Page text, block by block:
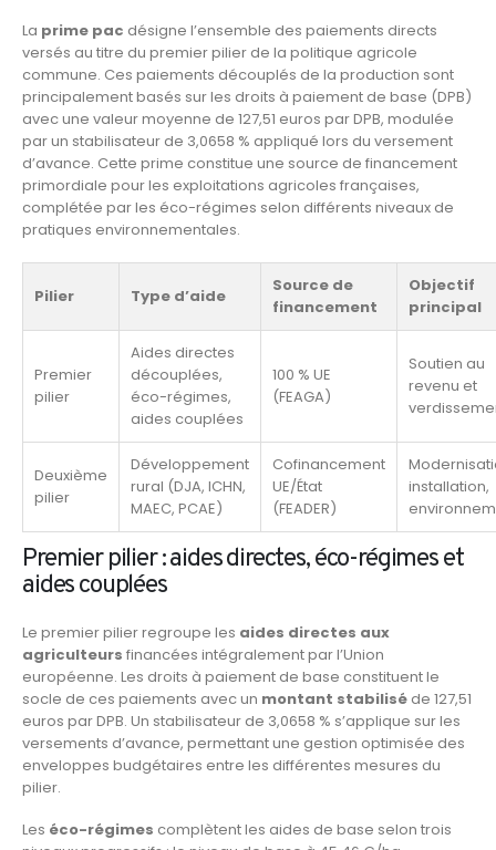
La prime pac désigne l’ensemble des paiements directs
versés au titre du premier pilier de la politique agricole
commune. Ces paiements découplés de la production sont
principalement basés sur les droits à paiement de base (DPB)
avec une valeur moyenne de 127,51 euros par DPB, modulée
par un stabilisateur de 3,0658 % appliqué lors du versement
d’avance. Cette prime constitue une source de financement
primordiale pour les exploitations agricoles françaises,
complétée par les éco-régimes selon différents niveaux de
pratiques environnementales.
Pilier Type d’aide
Source de
financement
Objectif
principal
Premier
pilier
Aides directes
découplées,
éco-régimes,
aides couplées
100 % UE
(FEAGA)
Soutien au
revenu et
Deuxième
pilier
Développement
rural (DJA, ICHN,
MAEC, PCAE)
Cofinancement
UE/État
(FEADER)
installation,
Premier pilier : aides directes, éco-régimes et
aides couplées
Le premier pilier regroupe les aides directes aux
agriculteurs financées intégralement par l’Union
européenne. Les droits à paiement de base constituent le
socle de ces paiements avec un montant stabilisé de 127,51
euros par DPB. Un stabilisateur de 3,0658 % s’applique sur les
versements d’avance, permettant une gestion optimisée des
enveloppes budgétaires entre les différentes mesures du
pilier.
Les éco-régimes complètent les aides de base selon trois